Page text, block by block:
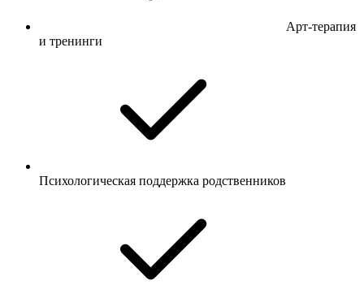
Арт-терапия
и тренинги
Психологическая поддержка родственников